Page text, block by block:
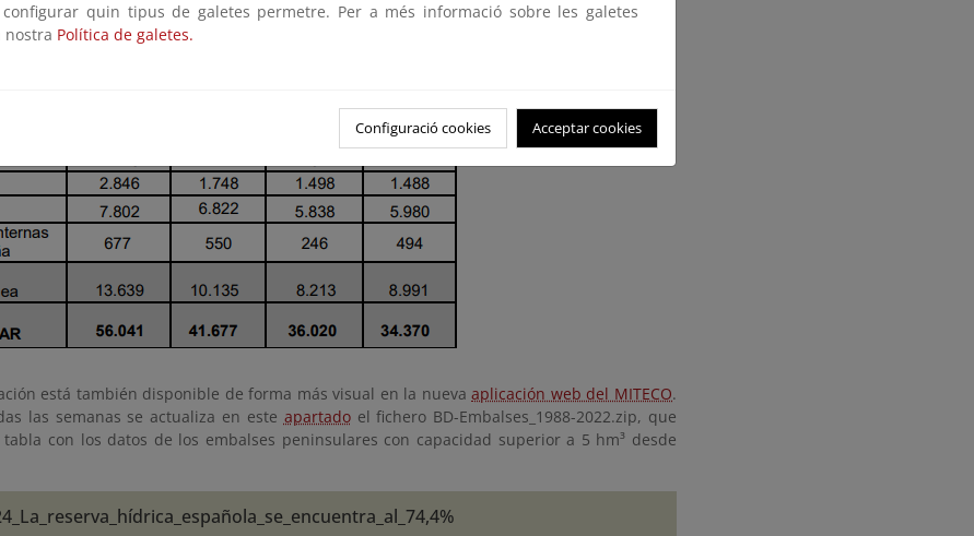
está también disponible de forma más visual en la nuevaaplicación web del MITECO.
las semanas se actualiza en este apartadoel fichero BD-Embalses_1988-2022.zip, que
con los datos de los embalses peninsulares con capacidad superior a 5 hm³ desde
quin tipus de galetes permetre. Per a més informació sobre les galetes
nostra Política de galetes.
Configuració cookies Acceptar cookies